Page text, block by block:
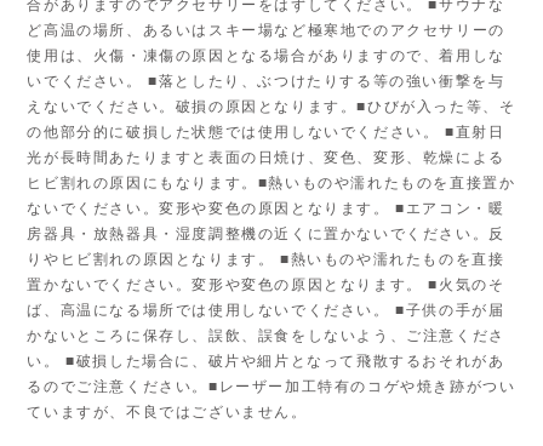
合がありますのでアクセサリーをはずしてください。 ■サウナな
ど高温の場所、あるいはスキー場など極寒地でのアクセサリーの
使用は、火傷・凍傷の原因となる場合がありますので、着用しな
いでください。 ■落としたり、ぶつけたりする等の強い衝撃を与
えないでください。破損の原因となります。■ひびが入った等、そ
の他部分的に破損した状態では使用しないでください。 ■直射日
光が長時間あたりますと表面の日焼け、変色、変形、乾燥による
ヒビ割れの原因にもなります。■熱いものや濡れたものを直接置か
ないでください。変形や変色の原因となります。 ■エアコン・暖
房器具・放熱器具・湿度調整機の近くに置かないでください。反
りやヒビ割れの原因となります。 ■熱いものや濡れたものを直接
置かないでください。変形や変色の原因となります。 ■火気のそ
ば、高温になる場所では使用しないでください。 ■子供の手が届
かないところに保存し、誤飲、誤食をしないよう、ご注意くださ
い。 ■破損した場合に、破片や細片となって飛散するおそれがあ
るのでご注意ください。■レーザー加工特有のコゲや焼き跡がつい
ていますが、不良ではございません。